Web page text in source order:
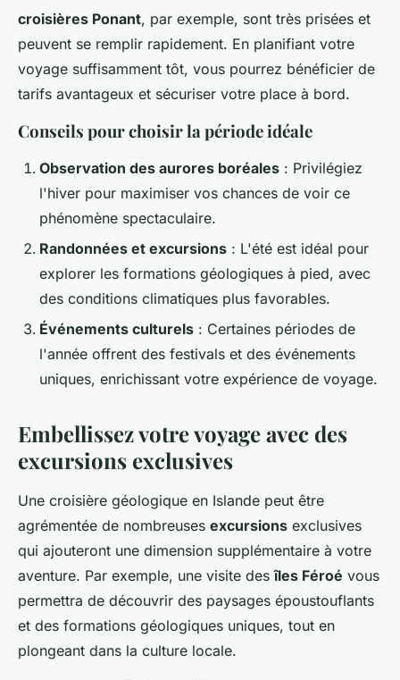
croisières Ponant, par exemple, sont très prisées et
peuvent se remplir rapidement. En planifiant votre
voyage suffisamment tôt, vous pourrez bénéficier de
tarifs avantageux et sécuriser votre place à bord.
Conseils pour choisir la période idéale
Observation des aurores boréales : Privilégiez
l'hiver pour maximiser vos chances de voir ce
phénomène spectaculaire.
Randonnées et excursions : L'été est idéal pour
explorer les formations géologiques à pied, avec
des conditions climatiques plus favorables.
Événements culturels : Certaines périodes de
l'année offrent des festivals et des événements
uniques, enrichissant votre expérience de voyage.
Embellissez votre voyage avec des
excursions exclusives
Une croisière géologique en Islande peut être
agrémentée de nombreuses excursions exclusives
qui ajouteront une dimension supplémentaire à votre
aventure. Par exemple, une visite desîles Féroé vous
permettra de découvrir des paysages époustouflants
et des formations géologiques uniques, tout en
plongeant dans la culture locale.